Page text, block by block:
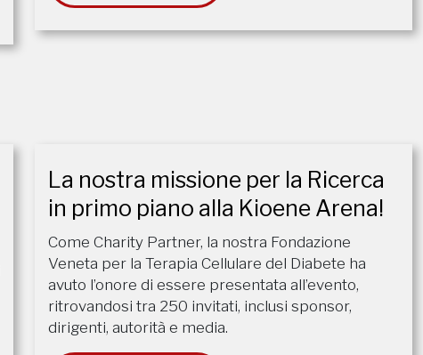
La nostra missione per la Ricerca
in primo piano alla Kioene Arena!
​Come Charity Partner, la nostra Fondazione
Veneta per la Terapia Cellulare del Diabete ha
avuto l’onore di essere presentata all’evento,
ritrovandosi tra 250 invitati, inclusi sponsor,
dirigenti, autorità e media.